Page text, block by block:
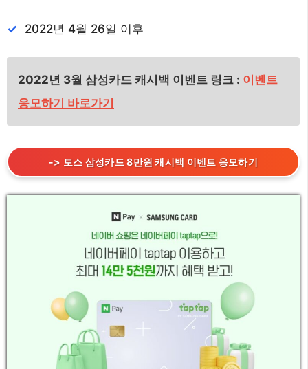
2022년 4월 26일 이후
2022년 3월 삼성카드 캐시백 이벤트 링크 : 이벤트
응모하기 바로가기
-> 토스 삼성카드 8만원 캐시백 이벤트 응모하기